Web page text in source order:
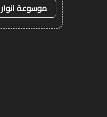
موسوعة انوار